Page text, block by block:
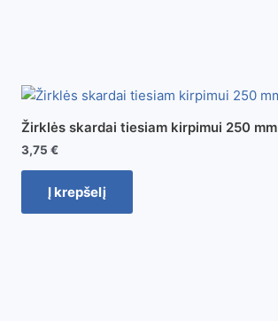
Žirklės skardai tiesiam kirpimui 250 mm
3,75 €
Į krepšelį